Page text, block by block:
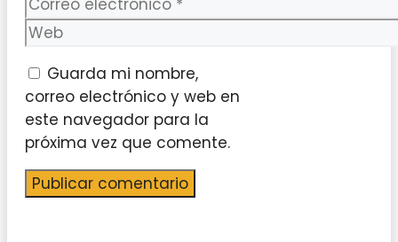
electrónico
Web
Guarda mi nombre,
correo electrónico y web en
este navegador para la
próxima vez que comente.